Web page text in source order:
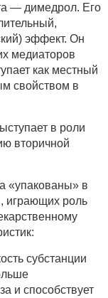
— димедрол. Его
эффект. Он
медиаторов
как местный
свойством в
в роли
вторичной
«упакованы» в
играющих роль
субстанции
и способствует